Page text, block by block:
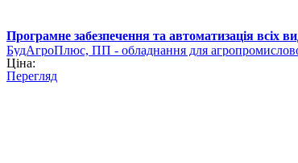
Програмне забезпечення та автоматизація всіх
БудАгроПлюс, ПП - обладнання для
Ціна:
Перегляд